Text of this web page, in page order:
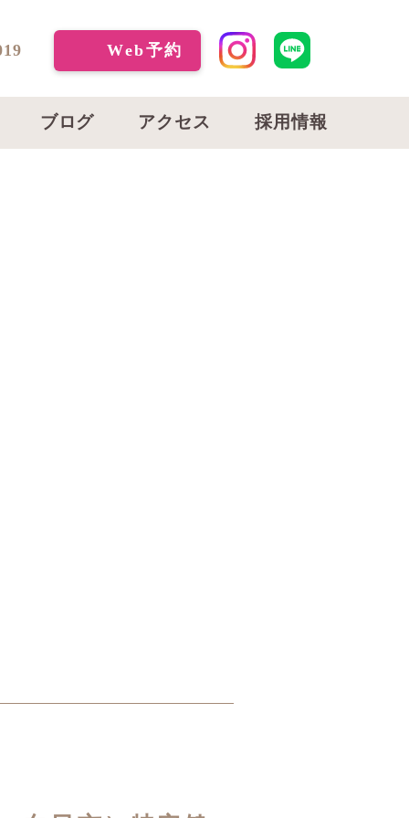
Web予約
ブログ アクセス 採用情報